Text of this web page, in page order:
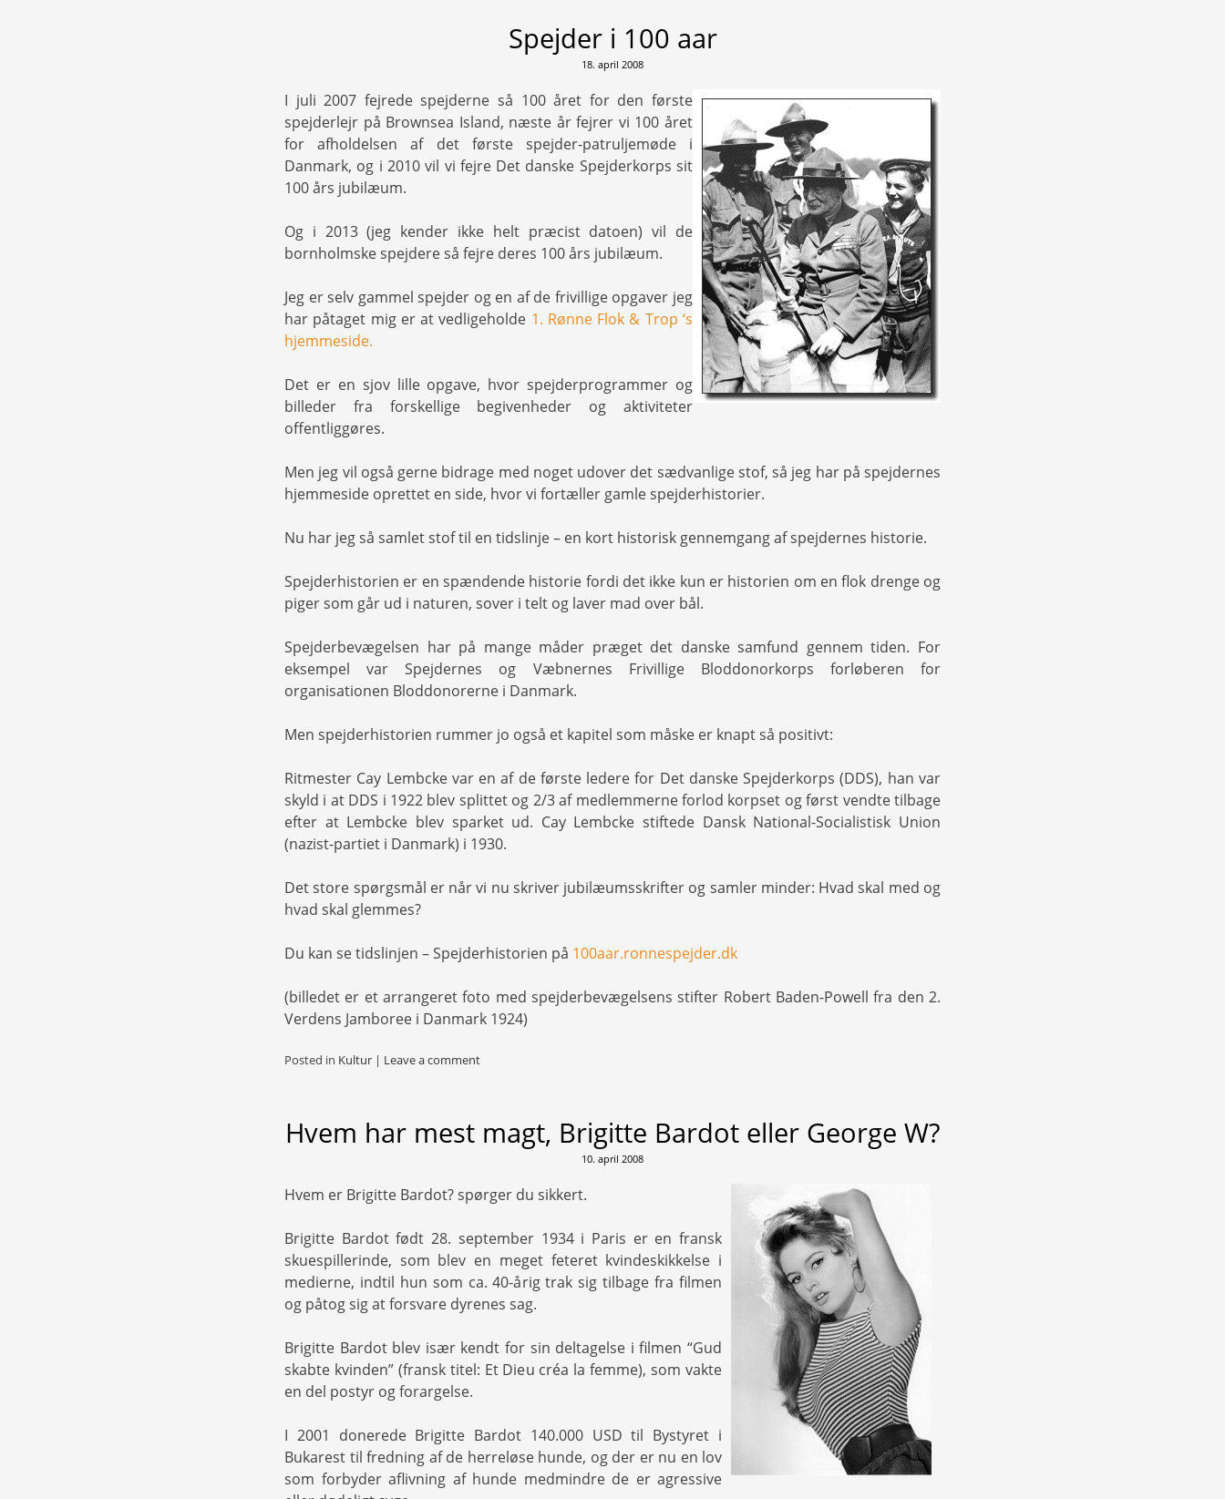
Spejder i 100 aar
18. april 2008
I juli 2007 fejrede spejderne så 100 året for den første
spejderlejr på Brownsea Island, næste år fejrer vi 100 året
for afholdelsen af det første spejder-patruljemøde i
Danmark, og i 2010 vil vi fejre Det danske Spejderkorps sit
100 års jubilæum.
Og i 2013 (jeg kender ikke helt præcist datoen) vil de
bornholmske spejdere så fejre deres 100 års jubilæum.
Jeg er selv gammel spejder og en af de frivillige opgaver jeg
har påtaget mig er at vedligeholde 1. Rønne Flok & Trop ‘s
hjemmeside.
Det er en sjov lille opgave, hvor spejderprogrammer og
billeder fra forskellige begivenheder og aktiviteter
offentliggøres.
Men jeg vil også gerne bidrage med noget udover det sædvanlige stof, så jeg har på spejdernes
hjemmeside oprettet en side, hvor vi fortæller gamle spejderhistorier.
Nu har jeg så samlet stof til en tidslinje – en kort historisk gennemgang af spejdernes historie.
Spejderhistorien er en spændende historie fordi det ikke kun er historien om en flok drenge og
piger som går ud i naturen, sover i telt og laver mad over bål.
Spejderbevægelsen har på mange måder præget det danske samfund gennem tiden. For
eksempel var Spejdernes og Væbnernes Frivillige Bloddonorkorps forløberen for
organisationen Bloddonorerne i Danmark.
Men spejderhistorien rummer jo også et kapitel som måske er knapt så positivt:
Ritmester Cay Lembcke var en af de første ledere for Det danske Spejderkorps (DDS), han var
skyld i at DDS i 1922 blev splittet og 2/3 af medlemmerne forlod korpset og først vendte tilbage
efter at Lembcke blev sparket ud. Cay Lembcke stiftede Dansk National-Socialistisk Union
(nazist-partiet i Danmark) i 1930.
Det store spørgsmål er når vi nu skriver jubilæumsskrifter og samler minder: Hvad skal med og
hvad skal glemmes?
Du kan se tidslinjen – Spejderhistorien på 100aar.ronnespejder.dk
(billedet er et arrangeret foto med spejderbevægelsens stifter Robert Baden-Powell fra den 2.
Verdens Jamboree i Danmark 1924)
Posted in Kultur | Leave a comment
Hvem har mest magt, Brigitte Bardot eller George W?
10. april 2008
Hvem er Brigitte Bardot? spørger du sikkert.
Brigitte Bardot født 28. september 1934 i Paris er en fransk
skuespillerinde, som blev en meget feteret kvindeskikkelse i
medierne, indtil hun som ca. 40-årig trak sig tilbage fra filmen
og påtog sig at forsvare dyrenes sag.
Brigitte Bardot blev især kendt for sin deltagelse i filmen “Gud
skabte kvinden” (fransk titel: Et Dieu créa la femme), som vakte
en del postyr og forargelse.
I 2001 donerede Brigitte Bardot 140.000 USD til Bystyret i
Bukarest til fredning af de herreløse hunde, og der er nu en lov
som forbyder aflivning af hunde medmindre de er agressive